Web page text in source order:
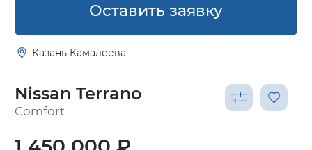
Оставить заявку
Казань Камалеева
Nissan Terrano
Comfort